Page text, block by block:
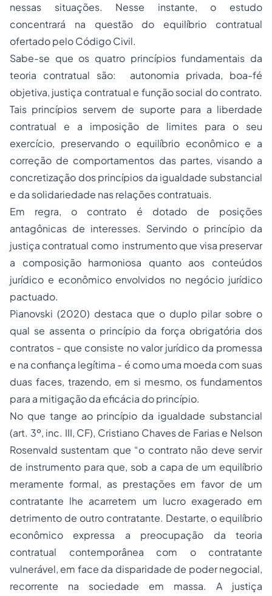
nessas situações. Nesse instante, o estudo
concentrará na questão do equilíbrio contratual
ofertado pelo Código Civil.
Sabe-se que os quatro princípios fundamentais da
teoria contratual são: autonomia privada, boa-fé
objetiva, justiça contratual e função social do contrato.
Tais princípios servem de suporte para a liberdade
contratual e a imposição de limites para o seu
exercício, preservando o equilíbrio econômico e a
correção de comportamentos das partes, visando a
concretização dos princípios da igualdade substancial
e da solidariedade nas relações contratuais.
Em regra, o contrato é dotado de posições
antagônicas de interesses. Servindo o princípio da
justiça contratual como instrumento que visa preservar
a composição harmoniosa quanto aos conteúdos
jurídico e econômico envolvidos no negócio jurídico
pactuado.
Pianovski (2020) destaca que o duplo pilar sobre o
qual se assenta o princípio da força obrigatória dos
contratos - que consiste no valor jurídico da promessa
e na confiança legítima - é como uma moeda com suas
duas faces, trazendo, em si mesmo, os fundamentos
para a mitigação da eficácia do princípio.
No que tange ao princípio da igualdade substancial
(art. 3º, inc. III, CF), Cristiano Chaves de Farias e Nelson
Rosenvald sustentam que “o contrato não deve servir
de instrumento para que, sob a capa de um equilíbrio
meramente formal, as prestações em favor de um
contratante lhe acarretem um lucro exagerado em
detrimento de outro contratante. Destarte, o equilíbrio
econômico expressa a preocupação da teoria
contratual contemporânea com o contratante
vulnerável, em face da disparidade de poder negocial,
recorrente na sociedade em massa. A justiça